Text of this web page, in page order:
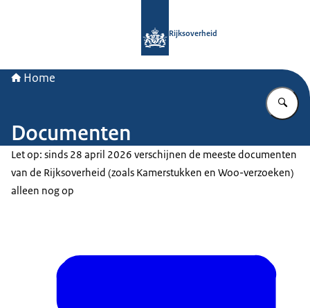
Rijksoverheid
Home
Documenten
Let op: sinds 28 april 2026 verschijnen de meeste documenten
van de Rijksoverheid (zoals Kamerstukken en Woo-verzoeken)
alleen nog op